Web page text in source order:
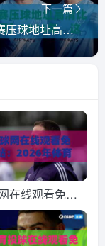
下一篇
【预选赛压球地址高清比赛直播网】2026年，这5个观赛技巧让你告别卡顿！
在线观看免费
年体育迷必
播平台